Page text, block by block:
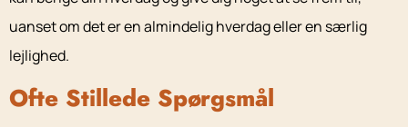
uanset om det er en almindelig hverdag eller en særlig
lejlighed.
Ofte Stillede Spørgsmål